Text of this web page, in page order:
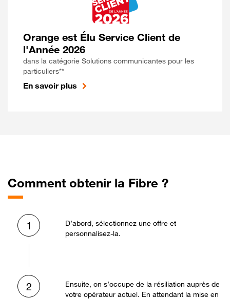
Orange est Élu Service Client de
l'Année 2026
dans la catégorie Solutions communicantes pour les
particuliers**
En savoir plus
Comment obtenir la Fibre ?
1
D’abord, sélectionnez une offre et
personnalisez-la.
2
Ensuite, on s’occupe de la résiliation auprès de
votre opérateur actuel. En attendant la mise en